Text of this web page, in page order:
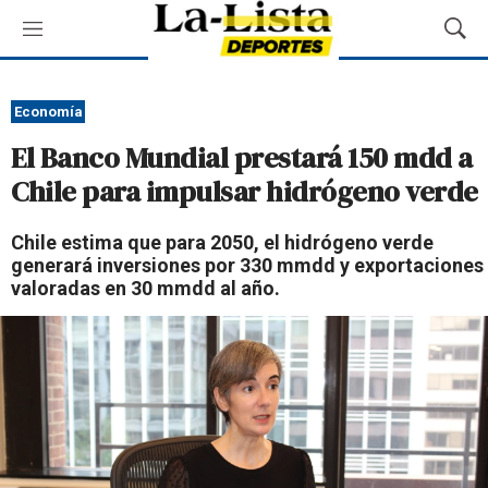
M
e
ú
M
o
a
r
B
q
e
d
a
Economía
El Banco Mundial prestará 150 mdd a
Chile para impulsar hidrógeno verde
Chile estima que para 2050, el hidrógeno verde
generará inversiones por 330 mmdd y exportaciones
valoradas en 30 mmdd al año.